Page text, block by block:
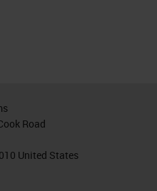
Road
United States